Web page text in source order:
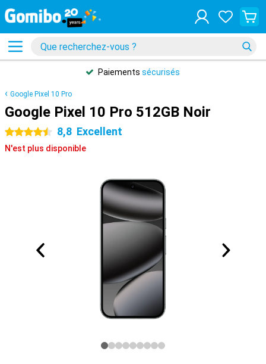
Paiements sécurisés
Google Pixel 10 Pro
Google Pixel 10 Pro 512GB Noir
4.5 étoiles 8,8 Excellent
N'est plus disponible